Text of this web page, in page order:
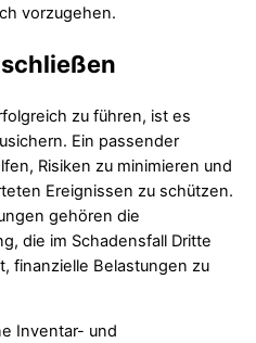
vorzugehen.
zu führen, ist es
Ein passender
Risiken zu minimieren und
Ereignissen zu schützen.
gehören die
die im Schadensfall Dritte
finanzielle Belastungen zu
Inventar- und